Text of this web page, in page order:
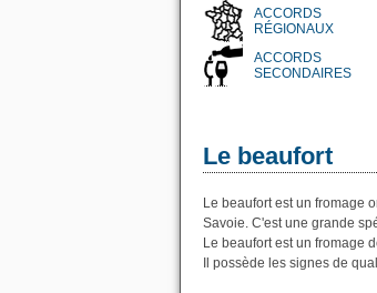
ACCORDS
RÉGIONAUX
ACCORDS
SECONDAIRES
Le beaufort
Le beaufort est un fromage
Savoie. C'est une grande
Le beaufort est un fromage
Il possède les signes de